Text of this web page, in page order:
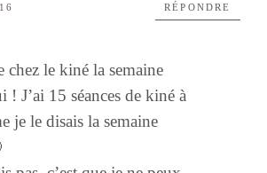
chez le kiné la semaine
! J’ai 15 séances de kiné à
je le disais la semaine
RÉPONDRE